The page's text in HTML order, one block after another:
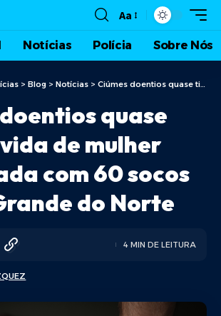
Aa
Notícias Polícia Sobre Nós
> Blog > Notícias > Ciúmes doentios quase tiram a vida de mulher espancada com 60 socos no Rio Grande do Norte
quase
de mulher
com 60 socos
do Norte
4 MIN DE LEITURA